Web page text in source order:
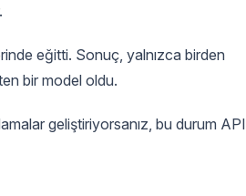
eğitti. Sonuç, yalnızca birden
bir model oldu.
geliştiriyorsanız, bu durum API